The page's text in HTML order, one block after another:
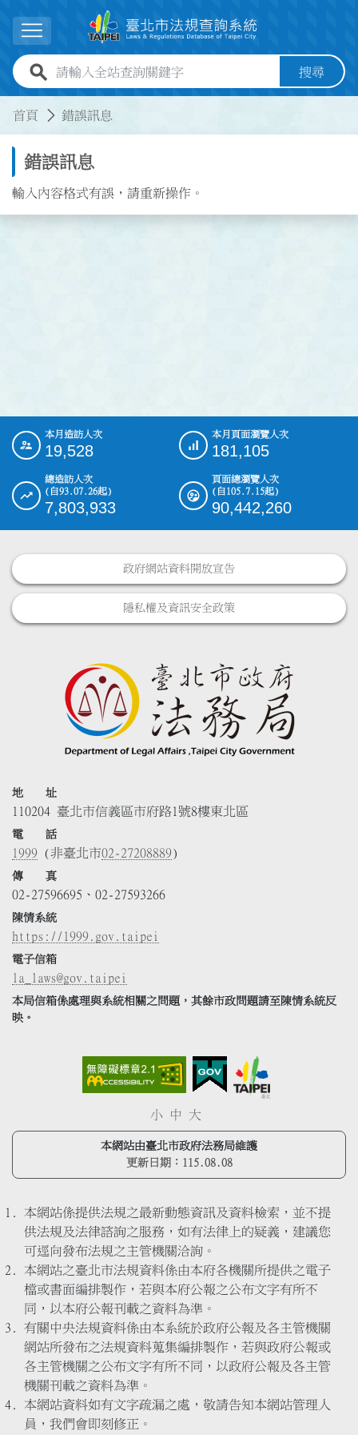
展開選單
全站查詢關鍵字欄位 搜尋
首頁 錯誤訊息
錯誤訊息
輸入內容格式有誤，請重新操作。
::: 本月造訪人次
19,528
本月頁面瀏覽人次
181,105
總造訪人次
(自93.07.26起)
7,803,933
頁面總瀏覽人次
(自105.7.15起)
90,442,260
政府網站資料開放宣告
隱私權及資訊安全政策
地 址
110204 臺北市信義區市府路1號8樓東北區
電 話
1999 (非臺北市02-27208889)
傳 真
02-27596695、02-27593266
陳情系統
https://1999.gov.taipei
電子信箱
la_laws@gov.taipei
本局信箱係處理與系統相關之問題，其餘市政問題請至陳情系統反
映。
小 中 大
本網站由臺北市政府法務局維護
更新日期： 115.08.08
本網站係提供法規之最新動態資訊及資料檢索，並不提
供法規及法律諮詢之服務，如有法律上的疑義，建議您
可逕向發布法規之主管機關洽詢。
本網站之臺北市法規資料係由本府各機關所提供之電子
檔或書面編排製作，若與本府公報之公布文字有所不
同，以本府公報刊載之資料為準。
有關中央法規資料係由本系統於政府公報及各主管機關
網站所發布之法規資料蒐集編排製作，若與政府公報或
各主管機關之公布文字有所不同，以政府公報及各主管
機關刊載之資料為準。
本網站資料如有文字疏漏之處，敬請告知本網站管理人
員，我們會即刻修正。